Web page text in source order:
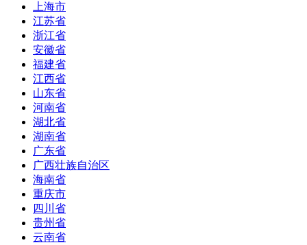
上海市
江苏省
浙江省
安徽省
福建省
江西省
山东省
河南省
湖北省
湖南省
广东省
广西壮族自治区
海南省
重庆市
四川省
贵州省
云南省